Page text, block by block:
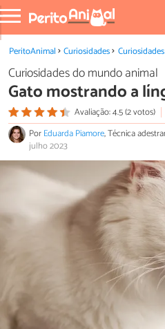
PeritoAnimal Curiosidades
Curiosidades do mundo animal
Gato mostrando a
Avaliação: 4.5 (2 votos)
PorEduarda Piamore, Técnica
julho 2023